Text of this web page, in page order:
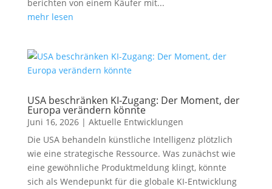
berichten von einem Käufer mit...
mehr lesen
USA beschränken KI-Zugang: Der Moment, der
Europa verändern könnte
Juni 16, 2026| Aktuelle Entwicklungen
Die USA behandeln künstliche Intelligenz plötzlich
wie eine strategische Ressource. Was zunächst wie
eine gewöhnliche Produktmeldung klingt, könnte
sich als Wendepunkt für die globale KI-Entwicklung